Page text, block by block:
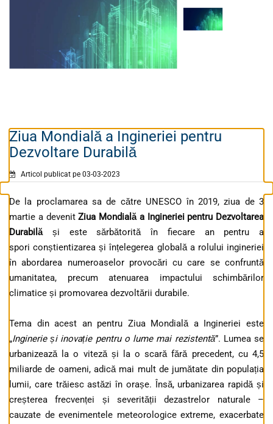
Ziua Mondială a Ingineriei pentru
Dezvoltare Durabilă
Articol publicat pe 03-03-2023
De la proclamarea sa de către UNESCO în 2019, ziua de 3
martie a devenitZiua Mondială a Ingineriei pentru Dezvoltarea
Durabilăși este sărbătorită în fiecare an pentru a
spori conștientizarea și înțelegerea globală a rolului ingineriei
în abordarea numeroaselor provocări cu care se confruntă
umanitatea, precum atenuarea impactului schimbărilor
climatice și promovarea dezvoltării durabile.
Tema din acest an pentru Ziua Mondială a Ingineriei este
„Inginerie și inovație pentru o lume mai rezistentă”. Lumea se
urbanizează la o viteză și la o scară fără precedent, cu 4,5
miliarde de oameni, adică mai mult de jumătate din populația
lumii, care trăiesc astăzi în orașe. Însă, urbanizarea rapidă și
creșterea frecvenței și severității dezastrelor naturale –
cauzate de evenimentele meteorologice extreme, exacerbate